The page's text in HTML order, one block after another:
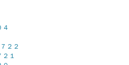
２２
１